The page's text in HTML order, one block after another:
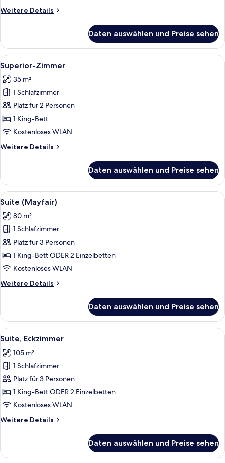
Weitere Details
Weitere
Terrasse
(Mayfair)
Daten auswählen und Preise sehen
Alle
Fotos
für
Superior-
Zimmer
anzeigen
Ein Hotelzimmer mit einem großen
4
Superior-Zimmer
35 m²
1 Schlafzimmer
Platz für 2 Personen
1 King-Bett
Kostenloses WLAN
Weitere Details
Weitere
Zimmer
Daten auswählen und Preise sehen
Alle
Fotos
für
Suite
(Mayfair)
anzeigen
Ein modernes Wohnzimmer mit
5
Suite (Mayfair)
80 m²
1 Schlafzimmer
Platz für 3 Personen
1 King-Bett ODER 2 Einzelbetten
Kostenloses WLAN
Weitere Details
Weitere
(Mayfair)
Daten auswählen und Preise sehen
Alle
Fotos
für
Suite,
Eckzimmer
anzeigen
Ein großzügiges Wohnzimmer mit
5
Suite, Eckzimmer
105 m²
1 Schlafzimmer
Platz für 3 Personen
1 King-Bett ODER 2 Einzelbetten
Kostenloses WLAN
Weitere Details
Weitere
Eckzimmer
Daten auswählen und Preise sehen